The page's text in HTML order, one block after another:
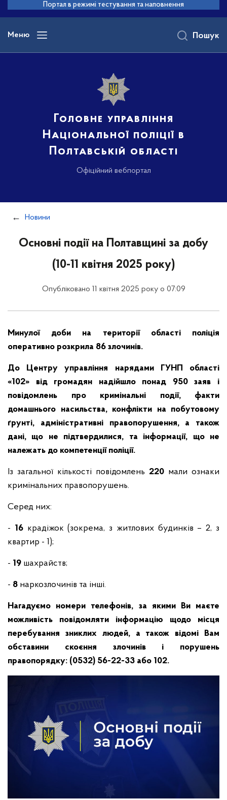
основного
вмісту
Портал в режимі тестування та наповнення
Меню
Головне управління
Національної поліції в
Полтавській області
Офіційний вебпортал
Пошук
Новини
Основні події на Полтавщині за добу
(10-11 квітня 2025 року)
Опубліковано 11 квітня 2025 року о 07:09
Минулої доби на території області поліція
оперативно розкрила 86 злочинів.
До Центру управління нарядами ГУНП області
«102» від громадян надійшло понад 950 заяв і
повідомлень про кримінальні події, факти
домашнього насильства, конфлікти на побутовому
ґрунті, адміністративні правопорушення, а також
дані, що не підтвердилися, та інформації, що не
належать до компетенції поліції.
Із загальної кількості повідомлень 220 мали ознаки
кримінальних правопорушень.
Серед них:
- 16крадіжок (зокрема, з житлових будинків – 2, з
квартир - 1);
- 19 шахрайств;
- 8 наркозлочинів та інші.
Нагадуємо номери телефонів, за якими Ви маєте
можливість повідомляти інформацію щодо місця
перебування зниклих людей, а також відомі Вам
обставини скоєння злочинів і порушень
правопорядку: (0532) 56-22-33 або 102.